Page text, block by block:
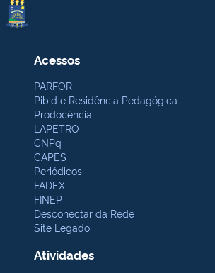
Acessos
PARFOR
Pibid e Residência Pedagógica
Prodocência
LAPETRO
CNPq
CAPES
Periódicos
FADEX
FINEP
Desconectar da Rede
Site Legado
Atividades